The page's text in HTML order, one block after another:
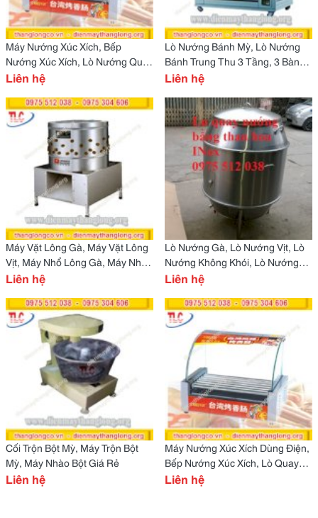
Máy Nướng Xúc Xích, Bếp
Nướng Xúc Xích, Lò Nướng Quay
Xúc Xích Giá Rẻ
Liên hệ
Lò Nướng Bánh Mỳ, Lò Nướng
Bánh Trung Thu 3 Tầng, 3 Bàn
Thớt, Lo Nuong 3 Tang 6
Liên hệ
Máy Vặt Lông Gà, Máy Vặt Lông
Vịt, Máy Nhổ Lông Gà, Máy Nhổ
Lông Gia Cầm
Liên hệ
Lò Nướng Gà, Lò Nướng Vịt, Lò
Nướng Không Khói, Lò Nướng
Heo, Lò Nướng Thịt
Liên hệ
Cối Trộn Bột Mỳ, Máy Trộn Bột
Mỳ, Máy Nhào Bột Giá Rẻ
Liên hệ
Máy Nướng Xúc Xích Dùng Điện,
Bếp Nướng Xúc Xích, Lò Quay
Xúc Xích
Liên hệ